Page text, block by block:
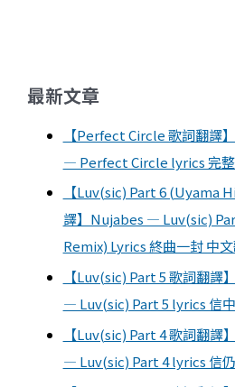
最新文章
【Perfect Circle 歌詞翻譯
— Perfect Circle lyrics 完整
【Luv(sic) Part 6 (Uyama
譯】Nujabes — Luv(sic)
Remix) Lyrics 終曲一封 中
【Luv(sic) Part 5 歌詞翻
— Luv(sic) Part 5 lyrics 信
【Luv(sic) Part 4 歌詞翻
— Luv(sic) Part 4 lyrics 信